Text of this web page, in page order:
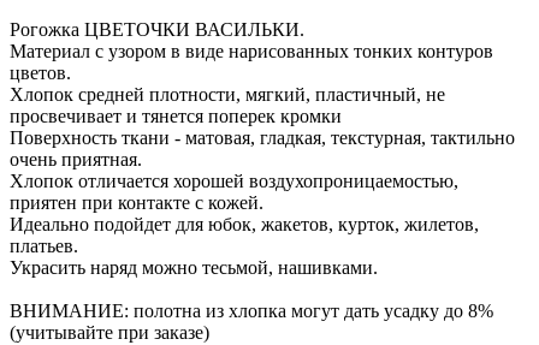
Рогожка ЦВЕТОЧКИ ВАСИЛЬКИ.
Материал с узором в виде нарисованных тонких контуров
цветов.
Хлопок средней плотности, мягкий, пластичный, не
просвечивает и тянется поперек кромки
Поверхность ткани - матовая, гладкая, текстурная, тактильно
очень приятная.
Хлопок отличается хорошей воздухопроницаемостью,
приятен при контакте с кожей.
Идеально подойдет для юбок, жакетов, курток, жилетов,
платьев.
Украсить наряд можно тесьмой, нашивками.
ВНИМАНИЕ: полотна из хлопка могут дать усадку до 8%
(учитывайте при заказе)